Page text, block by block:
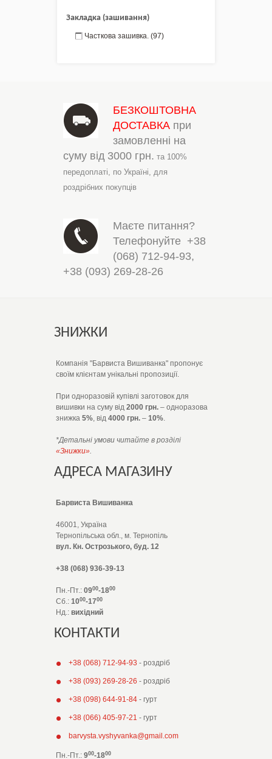
Закладка (зашивання)
Часткова зашивка. (97)
БЕЗКОШТОВНА
ДОСТАВКА при
замовленні на
суму від 3000 грн. та 100%
передоплаті, по Україні, для
роздрібних покупців
Маєте питання?
Телефонуйте +38
(068) 712-94-93,
+38 (093) 269-28-26
ЗНИЖКИ
Компанія "Барвиста Вишиванка" пропонує
своїм клієнтам унікальні пропозиції.
При одноразовій купівлі заготовок для
вишивки на суму від 2000 грн. – одноразова
знижка 5%, від 4000 грн. – 10%.
*Детальні умови читайте в розділі
«Знижки».
АДРЕСА МАГАЗИНУ
Барвиста Вишиванка
46001, Україна
Тернопільська обл., м. Тернопіль
вул. Кн. Острозького, буд. 12
+38 (068) 936-39-13
Пн.-Пт.: 0900-1800
Сб.: 1000-1700
Нд.: вихідний
КОНТАКТИ
+38 (068) 712-94-93 - роздріб
+38 (093) 269-28-26 - роздріб
+38 (098) 644-91-84 - гурт
+38 (066) 405-97-21 - гурт
barvysta.vyshyvanka@gmail.com
Пн.-Пт.: 900-1800